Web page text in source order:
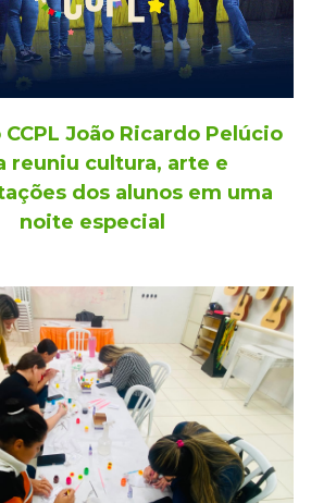
João Ricardo Pelúcio
reuniu cultura, arte e
dos alunos em uma
noite especial